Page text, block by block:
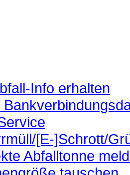
Info erhalten
[E-]Schrott/
Abfalltonne